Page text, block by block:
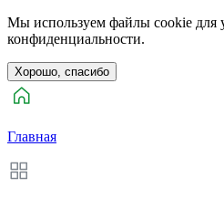
Мы используем файлы cookie для
конфиденциальности.
Хорошо, спасибо
Главная